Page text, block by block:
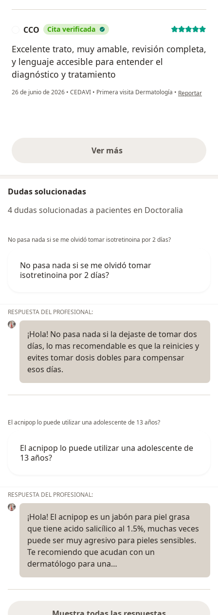
CCO Cita verificada
Excelente trato, muy amable, revisión completa,
y lenguaje accesible para entender el
diagnóstico y tratamiento
26 de junio de 2026 • CEDAVI • Primera visita Dermatología • en opinión del
Reportar
Ver másopiniones anteriores
Dudas solucionadas
4 dudas solucionadas a pacientes en Doctoralia
No pasa nada si se me olvidó tomar isotretinoina por 2 días?
No pasa nada si se me olvidó tomar
isotretinoina por 2 días?
RESPUESTA DEL PROFESIONAL:
¡Hola! No pasa nada si la dejaste de tomar dos
días, lo mas recomendable es que la reinicies y
evites tomar dosis dobles para compensar
esos días.
El acnipop lo puede utilizar una adolescente de 13 años?
El acnipop lo puede utilizar una adolescente de
13 años?
RESPUESTA DEL PROFESIONAL:
¡Hola! El acnipop es un jabón para piel grasa
que tiene acido salicílico al 1.5%, muchas veces
puede ser muy agresivo para pieles sensibles.
Te recomiendo que acudan con un
dermatólogo para una…